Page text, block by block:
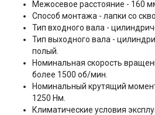
Межосевое расстояние - 160
Способ монтажа - лапки со
Тип входного вала -
Тип выходного вала -
полый.
Номинальная скорость
более 1500 об/мин.
Номинальный крутящий
1250 Нм.
Климатические условия